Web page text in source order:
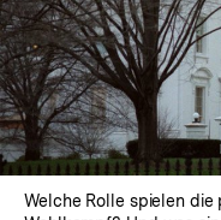
Welche Rolle spielen die